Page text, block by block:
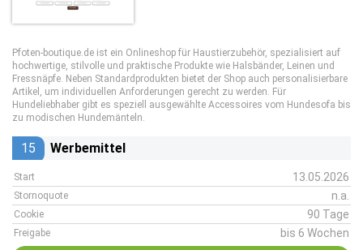
Pfoten-boutique.de ist ein Onlineshop für Haustierzubehör, spezialisiert auf
hochwertige, stilvolle und praktische Produkte wie Halsbänder, Leinen und
Fressnäpfe. Neben Standardprodukten bietet der Shop auch personalisierbare
Artikel, um individuellen Anforderungen gerecht zu werden. Für
Hundeliebhaber gibt es speziell ausgewählte Accessoires vom Hundesofa bis
zu modischen Hundemänteln.
15 Werbemittel
Start 13.05.2026
Stornoquote n.a.
Cookie 90 Tage
Freigabe bis 6 Wochen